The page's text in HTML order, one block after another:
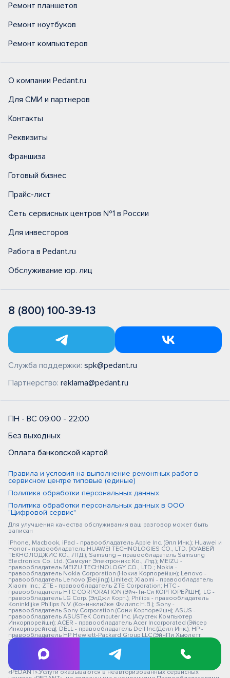
Ремонт планшетов
Ремонт ноутбуков
Ремонт компьютеров
О компании Pedant.ru
Для СМИ и партнеров
Контакты
Реквизиты
Франшиза
Готовый бизнес
Прайс-лист
Сеть сервисных центров №1 в России
Для инвесторов
Работа в Pedant.ru
Обслуживание юр. лиц
8 (800) 100-39-13
Служба поддержки: spk@pedant.ru
Партнерство: reklama@pedant.ru
ПН - ВС 09:00 - 22:00
Без выходных
Оплата банковской картой
Правила и условия на выполнение ремонтных работ в
сервисном центре типовые (единые)
Политика обработки персональных данных
Политика обработки персональных данных в ООО
"Цифровой сервис"
Для улучшения качества обслуживания ваш разговор может быть
записан
iPhone, Macbook, iPad - правообладатель Apple Inc. (Эпл Инк.); Huawei и
Honor - правообладатель HUAWEI TECHNOLOGIES CO., LTD. (ХУАВЕЙ
ТЕКНОЛОДЖИС КО., ЛТД.); Samsung – правообладатель Samsung
Electronics Co. Ltd. (Самсунг Электроникс Ко., Лтд.); MEIZU -
правообладатель MEIZU TECHNOLOGY CO., LTD.; Nokia -
правообладатель Nokia Corporation (Нокиа Корпорейшн); Lenovo -
правообладатель Lenovo (Beijing) Limited; Xiaomi - правообладатель
Xiaomi Inc.; ZTE - правообладатель ZTE Corporation; HTC -
правообладатель HTC CORPORATION (Эйч-Ти-Си КОРПОРЕЙШН); LG -
правообладатель LG Corp. (ЭлДжи Корп.); Philips - правообладатель
Koninklijke Philips N.V. (Конинклийке Филипс Н.В.); Sony -
правообладатель Sony Corporation (Сони Корпорейшн); ASUS -
правообладатель ASUSTeK Computer Inc. (Асустек Компьютер
Инкорпорейшн); ACER - правообладатель Acer Incorporated (Эйсер
Инкорпорейтед); DELL - правообладатель Dell Inc.(Делл Инк.); HP -
правообладатель HP Hewlett-Packard Group LLC (ЭйчПи Хьюлетт
Паккард Груп ЛЛК); Toshiba - правообладатель KABUSHIKI KAISHA
TOSHIBA, also trading as Toshiba Corporation (КАБУШИКИ КАЙША
ТОШИБА также торгующая как Тосиба Корпорейшн). Товарные знаки
используется с целью описания товара, в отношении которых
производятся услуги по ремонту сервисными центрами
«PEDANT».Услуги оказываются в неавторизованных сервисных